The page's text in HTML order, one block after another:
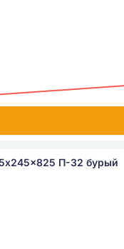
П-32 бурый